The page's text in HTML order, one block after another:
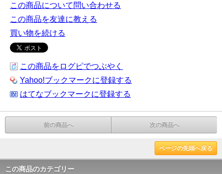
この商品について問い合わせる
この商品を友達に教える
買い物を続ける
この商品をログピでつぶやく
Yahoo!ブックマークに登録する
はてなブックマークに登録する
前の商品へ 次の商品へ
ページの先頭へ戻る
この商品のカテゴリー